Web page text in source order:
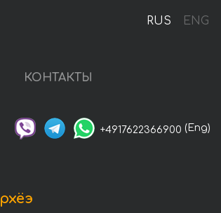
RUS ENG
КОНТАКТЫ
+4917622366900 (Eng)